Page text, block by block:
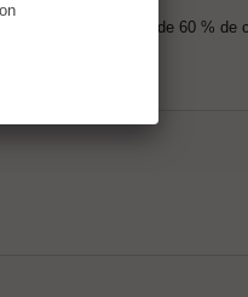
de 18 % de nickel, de 60 % de